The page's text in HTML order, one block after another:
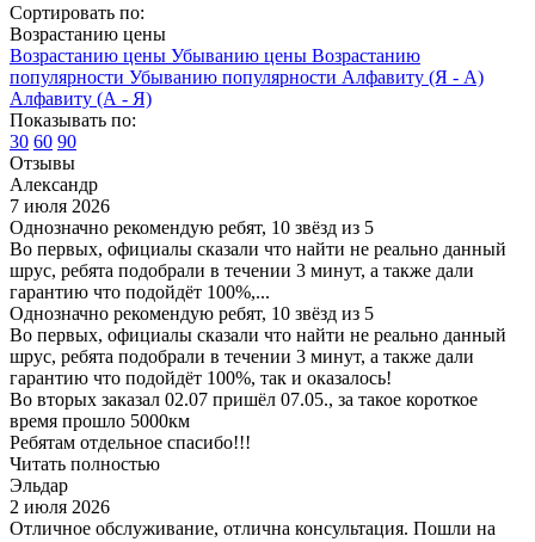
Сортировать по:
Возрастанию цены
Возрастанию цены Убыванию цены Возрастанию
популярности Убыванию популярности Алфавиту (Я - А)
Алфавиту (А - Я)
Показывать по:
30 60 90
Отзывы
Александр
7 июля 2026
Однозначно рекомендую ребят, 10 звёзд из 5
Во первых, официалы сказали что найти не реально данный
шрус, ребята подобрали в течении 3 минут, а также дали
гарантию что подойдёт 100%,...
Однозначно рекомендую ребят, 10 звёзд из 5
Во первых, официалы сказали что найти не реально данный
шрус, ребята подобрали в течении 3 минут, а также дали
гарантию что подойдёт 100%, так и оказалось!
Во вторых заказал 02.07 пришёл 07.05., за такое короткое
время прошло 5000км
Ребятам отдельное спасибо!!!
Читать полностью
Эльдар
2 июля 2026
Отличное обслуживание, отлична консультация. Пошли на